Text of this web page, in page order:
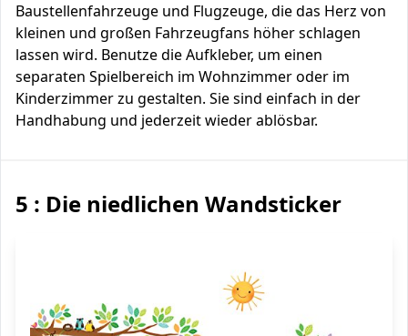
Baustellenfahrzeuge und Flugzeuge, die das Herz von
kleinen und großen Fahrzeugfans höher schlagen
lassen wird. Benutze die Aufkleber, um einen
separaten Spielbereich im Wohnzimmer oder im
Kinderzimmer zu gestalten. Sie sind einfach in der
Handhabung und jederzeit wieder ablösbar.
5 : Die niedlichen Wandsticker